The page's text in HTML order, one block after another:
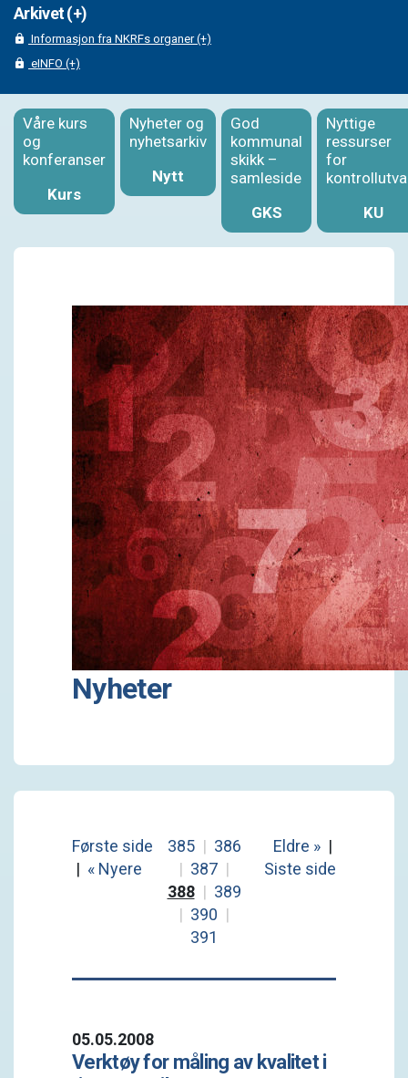
Arkivet (+)
Informasjon fra NKRFs organer (+)
eINFO (+)
Våre kurs
og
konferanser
Kurs
Nyheter og
nyhetsarkiv
Nytt
God
kommunal
skikk –
samleside
GKS
Nyttige
ressurser
for
KU
Nyheter
Første side
| « Nyere
385 | 386
| 387 |
388 | 389
| 390 |
391
Eldre » |
Siste side
05.05.2008
Verktøy for måling av kvalitet i